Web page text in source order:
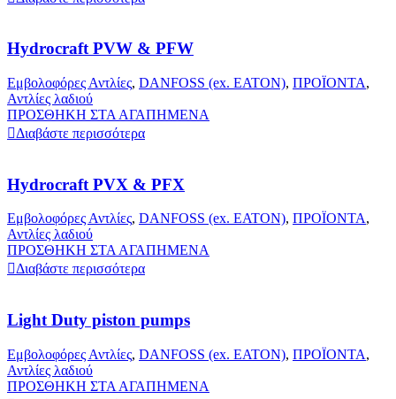
Hydrocraft PVW & PFW
Εμβολοφόρες Αντλίες, DANFOSS (ex. EATON), ΠΡΟΪΟΝΤΑ,
Αντλίες λαδιού
ΠΡΟΣΘΗΚΗ ΣΤΑ ΑΓΑΠΗΜΕΝΑ
Διαβάστε περισσότερα
Hydrocraft PVX & PFX
Εμβολοφόρες Αντλίες, DANFOSS (ex. EATON), ΠΡΟΪΟΝΤΑ,
Αντλίες λαδιού
ΠΡΟΣΘΗΚΗ ΣΤΑ ΑΓΑΠΗΜΕΝΑ
Διαβάστε περισσότερα
Light Duty piston pumps
Εμβολοφόρες Αντλίες, DANFOSS (ex. EATON), ΠΡΟΪΟΝΤΑ,
Αντλίες λαδιού
ΠΡΟΣΘΗΚΗ ΣΤΑ ΑΓΑΠΗΜΕΝΑ